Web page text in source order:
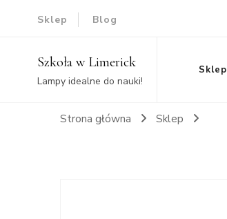
Sklep Blog
Szkoła w Limerick
Lampy idealne do nauki!
Sklep
Strona główna Sklep